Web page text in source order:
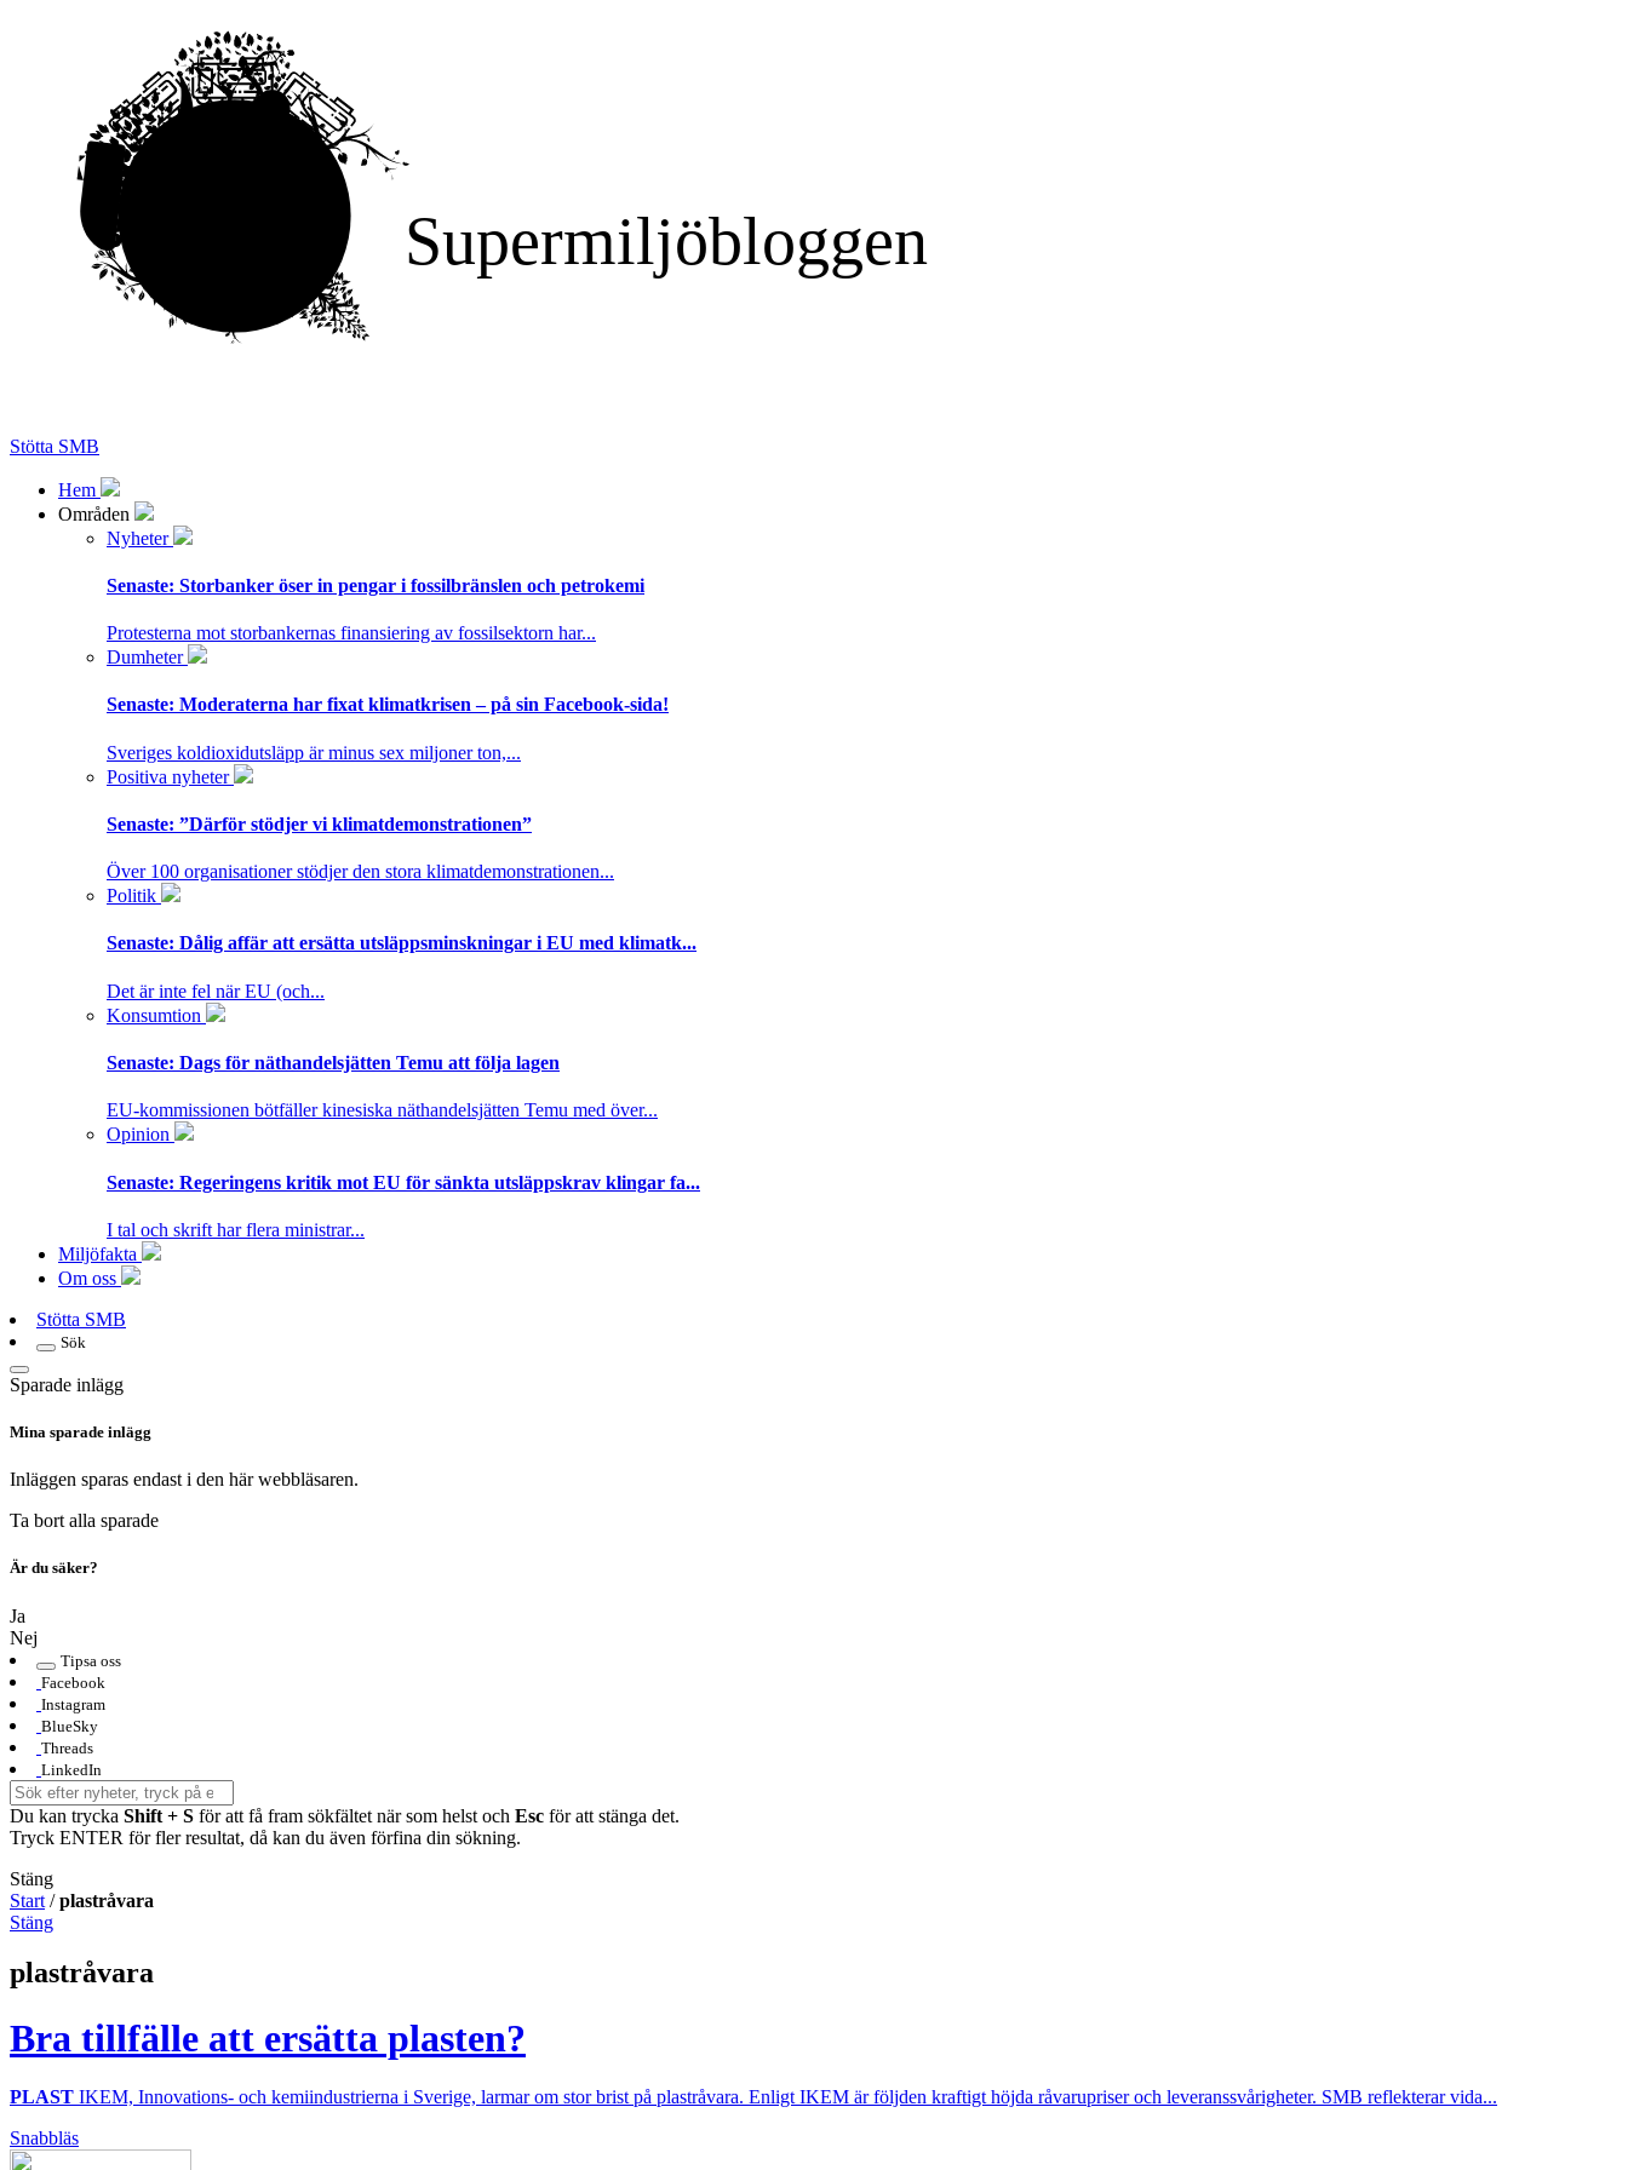
Supermiljöbloggen
Stötta SMB
Hem
Områden
Nyheter
Senaste: Storbanker öser in pengar i fossilbränslen och petrokemi
Protesterna mot storbankernas finansiering av fossilsektorn har...
Dumheter
Senaste: Moderaterna har fixat klimatkrisen – på sin Facebook-sida!
Sveriges koldioxidutsläpp är minus sex miljoner ton,...
Positiva nyheter
Senaste: ”Därför stödjer vi klimatdemonstrationen”
Över 100 organisationer stödjer den stora klimatdemonstrationen...
Politik
Senaste: Dålig affär att ersätta utsläppsminskningar i EU med klimatk...
Det är inte fel när EU (och...
Konsumtion
Senaste: Dags för näthandelsjätten Temu att följa lagen
EU-kommissionen bötfäller kinesiska näthandelsjätten Temu med över...
Opinion
Senaste: Regeringens kritik mot EU för sänkta utsläppskrav klingar fa...
I tal och skrift har flera ministrar...
Miljöfakta
Om oss
Stötta SMB
Sök
Sparade inlägg
Mina sparade inlägg
Inläggen sparas endast i den här webbläsaren.
Ta bort alla sparade
Är du säker?
Ja
Nej
Tipsa oss
Facebook
Instagram
BlueSky
Threads
LinkedIn
Du kan trycka Shift + S för att få fram sökfältet när som helst och Esc för att stänga det.
Tryck ENTER för fler resultat, då kan du även förfina din sökning.
Stäng
Start /plastråvara
Stäng
plastråvara
Bra tillfälle att ersätta plasten?
PLAST IKEM, Innovations- och kemiindustrierna i Sverige, larmar om stor brist på plastråvara. Enligt IKEM är följden kraftigt höjda råvarupriser och leveranssvårigheter. SMB reflekterar vida...
Snabbläs